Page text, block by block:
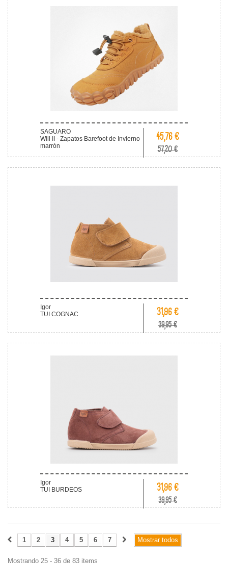
SAGUARO
Will II - Zapatos Barefoot de Invierno
marrón
45,76 €
57,20 €
Igor
TUI COGNAC
31,96 €
39,95 €
Igor
TUI BURDEOS
31,96 €
39,95 €
Mostrar todos
1 2 3 4 5 6 7
Mostrando 25 - 36 de 83 items